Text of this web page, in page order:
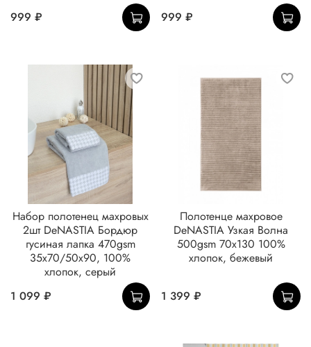
999 ₽
999 ₽
Набор полотенец махровых
2шт DeNASTIA Бордюр
гусиная лапка 470gsm
35x70/50x90, 100%
хлопок, серый
1 099 ₽
Полотенце махровое
DeNASTIA Узкая Волна
500gsm 70x130 100%
хлопок, бежевый
1 399 ₽